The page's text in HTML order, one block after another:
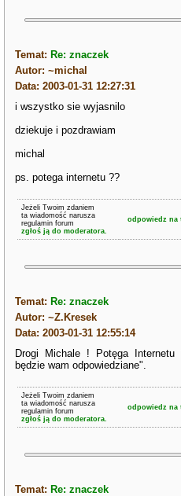
Temat: Re: znaczek
Autor: ~michal
Data: 2003-01-31 12:27:31
i wszystko sie wyjasnilo
dziekuje i pozdrawiam
michal
ps. potega internetu ??
Jeżeli Twoim zdaniem
ta wiadomość narusza
regulamin forum
zgłoś ją do moderatora.
odpowiedz na
Temat: Re: znaczek
Autor: ~Z.Kresek
Data: 2003-01-31 12:55:14
Drogi Michale ! Potęga
będzie wam odpowiedziane".
Jeżeli Twoim zdaniem
ta wiadomość narusza
regulamin forum
zgłoś ją do moderatora.
odpowiedz na
Temat: Re: znaczek